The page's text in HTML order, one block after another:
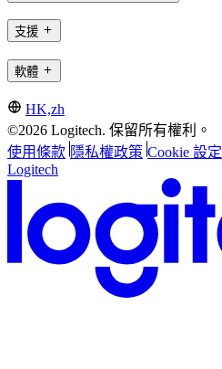
支援
軟體
HK,zh
©2026 Logitech. 保留所有權利。
使用條款 隱私權政策 Cookie 設定
Logitech